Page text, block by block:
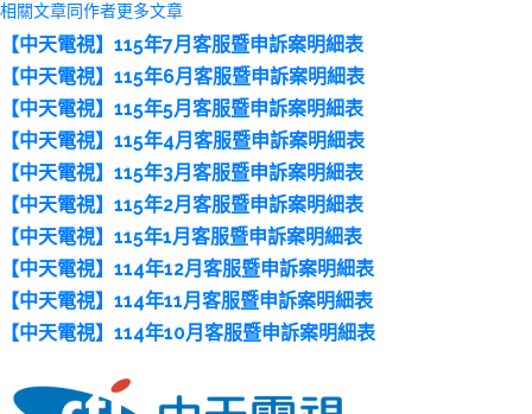
相關文章同作者更多文章
【中天電視】115年7月客服暨申訴案明細表
【中天電視】115年6月客服暨申訴案明細表
【中天電視】115年5月客服暨申訴案明細表
【中天電視】115年4月客服暨申訴案明細表
【中天電視】115年3月客服暨申訴案明細表
【中天電視】115年2月客服暨申訴案明細表
【中天電視】115年1月客服暨申訴案明細表
【中天電視】114年12月客服暨申訴案明細表
【中天電視】114年11月客服暨申訴案明細表
【中天電視】114年10月客服暨申訴案明細表